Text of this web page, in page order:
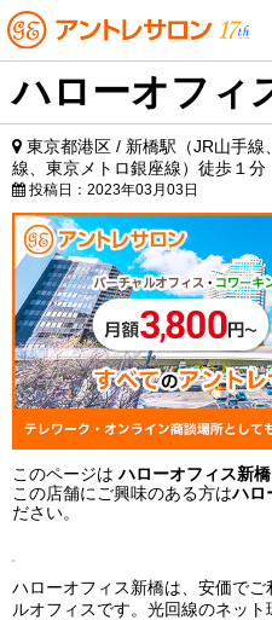
ハローオフィ
東京都港区 / 新橋駅（JR山手
線、東京メトロ銀座線）徒歩１分
投稿日： 2023年03月03日
このページはハローオフィス新橋
この店舗にご興味のある方はハロ
ださい。
ハローオフィス新橋は、安価で
ルオフィスです。光回線のネッ